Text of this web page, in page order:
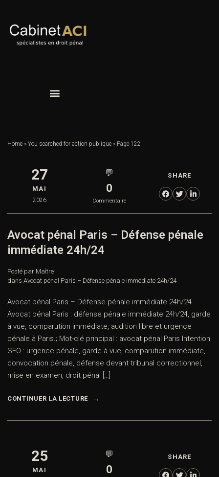
Home » You searched for action publique » Page 122
27
MAI
2026
💬
0
Commentaire
SHARE
Avocat pénal Paris – Défense pénale
immédiate 24h/24
Posté par Maître
dans Avocat pénal Paris – Défense pénale immédiate 24h/24
Avocat pénal Paris – Défense pénale immédiate 24h/24
Avocat pénal Paris : défense pénale immédiate 24h/24, garde
à vue, comparution immédiate, audition libre et urgence
pénale à Paris.; Mot-clé principal : avocat pénal Paris Intention
SEO : urgence pénale, garde à vue, comparution immédiate,
convocation pénale, défense devant tribunal correctionnel,
mise en examen, droit pénal […]
CONTINUER LA LECTURE
25
MAI
💬
0
SHARE